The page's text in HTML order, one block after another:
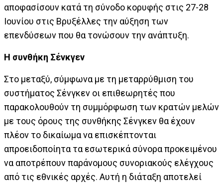
αποφασίσουν κατά τη σύνοδο κορυφής στις 27-28
Ιουνίου στις Βρυξέλλες την αύξηση των
επενδύσεων που θα τονώσουν την ανάπτυξη.
Η συνθήκη Σένκγεν
Στο μεταξύ, σύμφωνα με τη μεταρρύθμιση του
συστήματος Σένγκεν οι επιθεωρητές που
παρακολουθούν τη συμμόρφωση των κρατών μελών
με τους όρους της συνθήκης Σένγκεν θα έχουν
πλέον το δικαίωμα να επισκέπτονται
απροειδοποίητα τα εσωτερικά σύνορα προκειμένου
να αποτρέπουν παράνομους συνοριακούς ελέγχους
από τις εθνικές αρχές. Αυτή η διάταξη αποτελεί